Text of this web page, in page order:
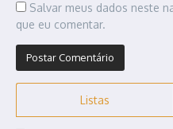
Salvar meus dados neste
que eu comentar.
Listas